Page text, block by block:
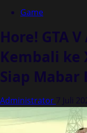
Game
Hore! GTA
Kembali ke
Siap Mabar
Administrator 7 Juli